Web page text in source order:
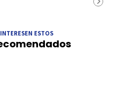
ESTOS